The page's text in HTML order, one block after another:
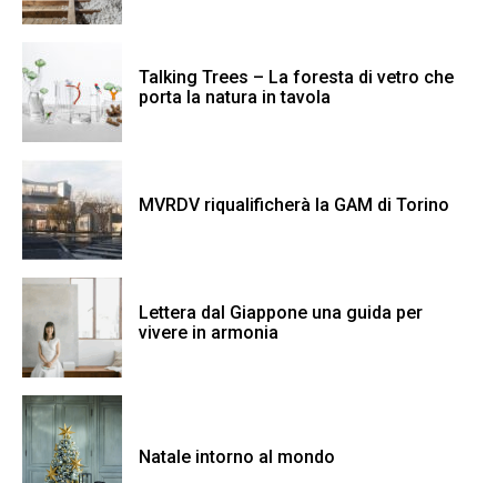
Talking Trees – La foresta di vetro che
porta la natura in tavola
MVRDV riqualificherà la GAM di Torino
Lettera dal Giappone una guida per
vivere in armonia
Natale intorno al mondo